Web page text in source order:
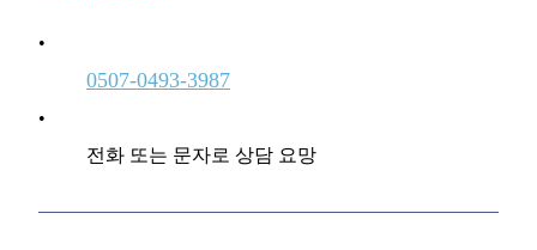
•
0507-0493-3987
•
전화 또는 문자로 상담 요망